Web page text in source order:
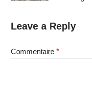
Leave a Reply
Commentaire *